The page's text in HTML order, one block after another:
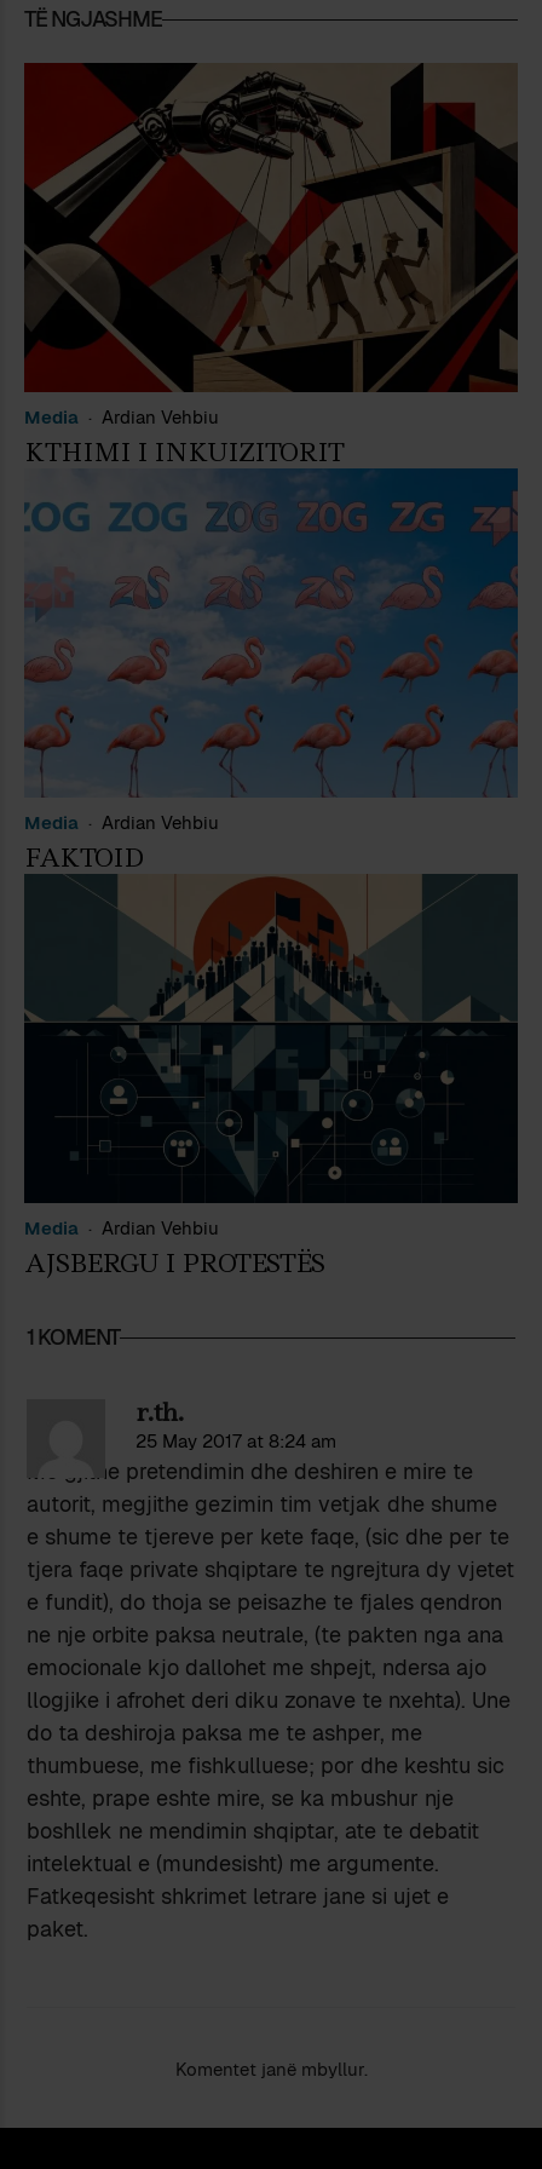
TË NGJASHME
Media Ardian Vehbiu
KTHIMI I INKUIZITORIT
Media Ardian Vehbiu
FAKTOID
Media Ardian Vehbiu
AJSBERGU I PROTESTËS
1 KOMENT
r.th.
25 May 2017 at 8:24 am
Me gjithe pretendimin dhe deshiren e mire te
autorit, megjithe gezimin tim vetjak dhe shume
e shume te tjereve per kete faqe, (sic dhe per te
tjera faqe private shqiptare te ngrejtura dy vjetet
e fundit), do thoja se peisazhe te fjales qendron
ne nje orbite paksa neutrale, (te pakten nga ana
emocionale kjo dallohet me shpejt, ndersa ajo
llogjike i afrohet deri diku zonave te nxehta). Une
do ta deshiroja paksa me te ashper, me
thumbuese, me fishkulluese; por dhe keshtu sic
eshte, prape eshte mire, se ka mbushur nje
boshllek ne mendimin shqiptar, ate te debatit
intelektual e (mundesisht) me argumente.
Fatkeqesisht shkrimet letrare jane si ujet e
paket.
Komentet janë mbyllur.